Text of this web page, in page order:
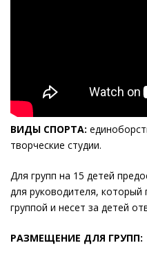
ВИДЫ СПОРТА:
творческие студии.
Для групп на 15 детей
для руководителя, который
группой и несет за детей
РАЗМЕЩЕНИЕ ДЛЯ ГРУПП: